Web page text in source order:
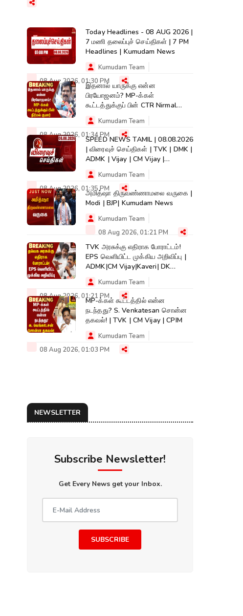
Today Headlines - 08 AUG 2026 |
7 மணி தலைப்புச் செய்திகள் | 7 PM
Headlines | Kumudam News
Kumudam Team
08 Aug 2026, 01:30 PMஇதனால் யாருக்கு என்ன
பிரயோஜனம்? MP-க்கள்
கூட்டத்துக்குப் பின் CTR Nirmal
Kumar | TVK | CM Vijay
Kumudam Team
08 Aug 2026, 01:34 PMSPEED NEWS TAMIL | 08.08.2026
| விரைவுச் செய்திகள் | TVK | DMK |
ADMK | Vijay | CM Vijay |
Kumudam
Kumudam Team
08 Aug 2026, 01:35 PMஅமித்ஷா திருவண்ணாமலை வருகை |
Modi | BJP| Kumudam News
Kumudam Team
08 Aug 2026, 01:21 PM
TVK அரசுக்கு எதிராக போராட்டம்!
EPS வெளியிட்ட முக்கிய அறிவிப்பு |
ADMK|CM Vijay|Kaveri| DK
Shivakumar
Kumudam Team
08 Aug 2026, 01:21 PMMP-க்கள் கூட்டத்தில் என்ன
நடந்தது? S. Venkatesan சொன்ன
தகவல்! | TVK | CM Vijay | CPIM
Kumudam Team
08 Aug 2026, 01:03 PM
NEWSLETTER
Subscribe Newsletter!
Get Every News get your Inbox.
SUBSCRIBE